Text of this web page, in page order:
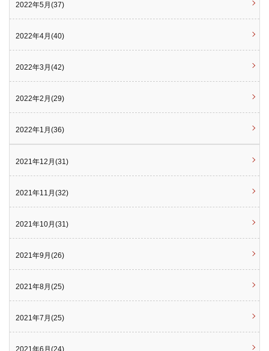
2022年5月(37)
2022年4月(40)
2022年3月(42)
2022年2月(29)
2022年1月(36)
2021年12月(31)
2021年11月(32)
2021年10月(31)
2021年9月(26)
2021年8月(25)
2021年7月(25)